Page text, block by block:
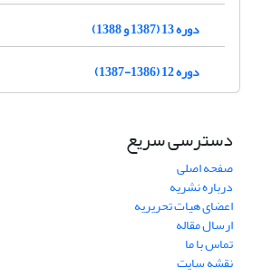
دوره 13 (1387 و 1388)
دوره 12 (1386-1387)
دسترسی سریع
صفحه اصلی
درباره نشریه
اعضای هیات تحریریه
ارسال مقاله
تماس با ما
نقشه سایت